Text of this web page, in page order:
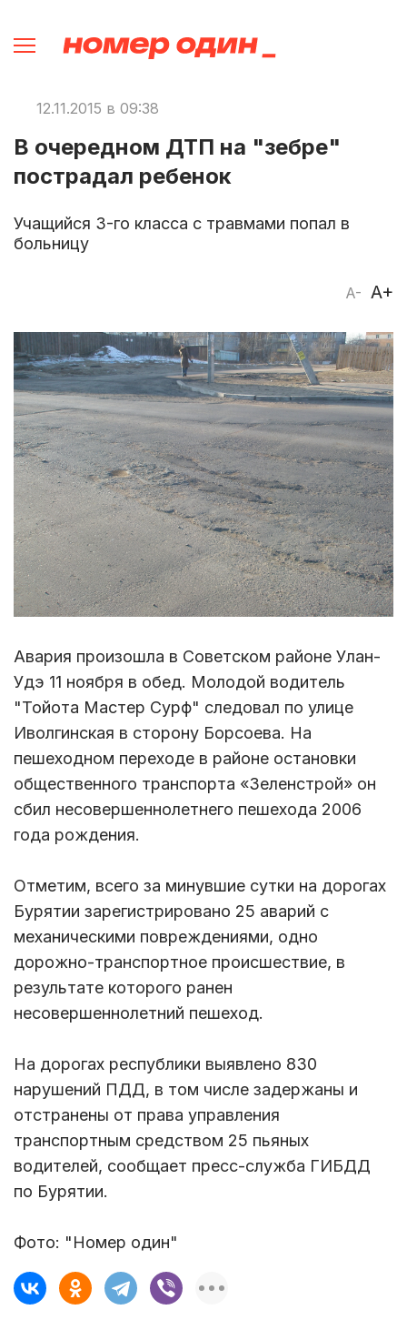
12.11.2015 в 09:38
В очередном ДТП на "зебре"
пострадал ребенок
Учащийся 3-го класса с травмами попал в
больницу
A- A+
Авария произошла в Советском районе Улан-
Удэ 11 ноября в обед. Молодой водитель
"Тойота Мастер Сурф" следовал по улице
Иволгинская в сторону Борсоева. На
пешеходном переходе в районе остановки
общественного транспорта «Зеленстрой» он
сбил несовершеннолетнего пешехода 2006
года рождения.
Отметим, всего за минувшие сутки на дорогах
Бурятии зарегистрировано 25 аварий с
механическими повреждениями, одно
дорожно-транспортное происшествие, в
результате которого ранен
несовершеннолетний пешеход.
На дорогах республики выявлено 830
нарушений ПДД, в том числе задержаны и
отстранены от права управления
транспортным средством 25 пьяных
водителей, сообщает пресс-служба ГИБДД
по Бурятии.
Фото: "Номер один"